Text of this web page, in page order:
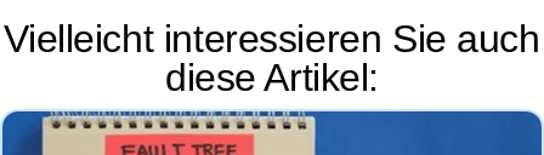
Vielleicht interessieren Sie auch
diese Artikel: